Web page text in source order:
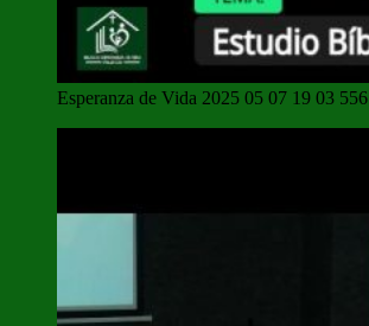
Esperanza de Vida 2025 05 07 19 03 556